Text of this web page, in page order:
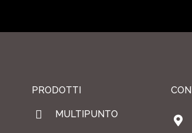
PRODOTTI
MULTIPUNTO